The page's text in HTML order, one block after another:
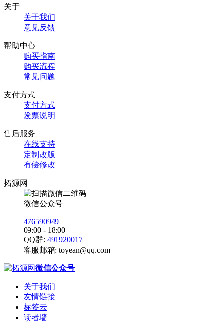
关于
关于我们
意见反馈
帮助中心
购买指南
购买流程
常见问题
支付方式
支付方式
发票说明
售后服务
在线支持
定制改版
有偿修改
拓源网
微信公众号
476590949
09:00 - 18:00
QQ群: 491920017
客服邮箱: toyean@qq.com
微信公众号
关于我们
友情链接
标签云
读者墙